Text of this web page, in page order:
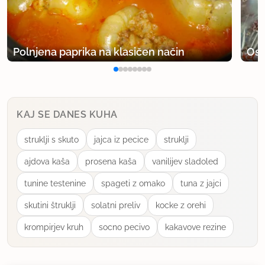
Polnjena paprika na klasičen način
KAJ SE DANES KUHA
struklji s skuto jajca iz pecice struklji
ajdova kaša prosena kaša vanilijev sladoled
tunine testenine spageti z omako tuna z jajci
skutini štruklji solatni preliv kocke z orehi
krompirjev kruh socno pecivo kakavove rezine